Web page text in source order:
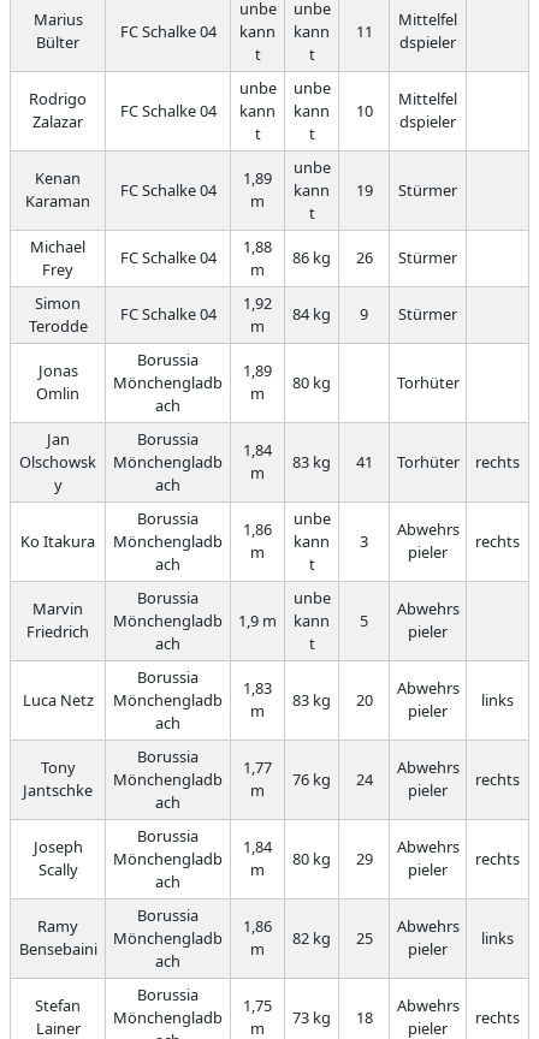
Marius
Bülter
FC Schalke 04
unbe
kann
t
unbe
kann
t
11
Mittelfel
dspieler
Rodrigo
Zalazar
FC Schalke 04
unbe
kann
t
unbe
kann
t
10
Mittelfel
dspieler
Kenan
Karaman
FC Schalke 04
1,89
m
unbe
kann
t
19 Stürmer
Michael
Frey
FC Schalke 04
1,88
m
86 kg 26 Stürmer
Simon
Terodde
FC Schalke 04
1,92
m
84 kg 9 Stürmer
Jonas
Omlin
Borussia
Mönchengladb
ach
1,89
m
80 kg Torhüter
Jan
Olschowsk
y
Borussia
Mönchengladb
ach
1,84
m
83 kg 41 Torhüter rechts
Ko Itakura
Borussia
Mönchengladb
ach
1,86
m
unbe
kann
t
3
Abwehrs
pieler
rechts
Marvin
Friedrich
Borussia
Mönchengladb
ach
1,9 m
unbe
kann
t
5
Abwehrs
pieler
Luca Netz
Borussia
Mönchengladb
ach
1,83
m
83 kg 20
Abwehrs
pieler
links
Tony
Jantschke
Borussia
Mönchengladb
ach
1,77
m
76 kg 24
Abwehrs
pieler
rechts
Joseph
Scally
Borussia
Mönchengladb
ach
1,84
m
80 kg 29
Abwehrs
pieler
rechts
Ramy
Bensebaini
Borussia
Mönchengladb
ach
1,86
m
82 kg 25
Abwehrs
pieler
links
Stefan
Lainer
Borussia
Mönchengladb
1,75
m
73 kg 18
Abwehrs
pieler
rechts